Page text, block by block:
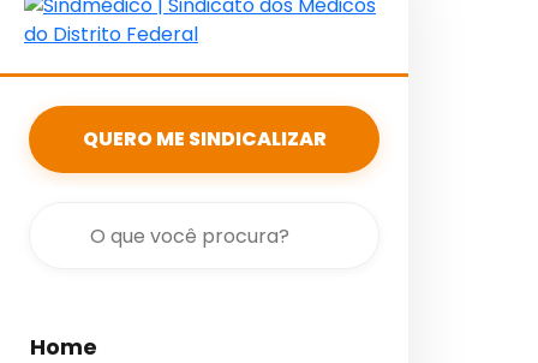
QUERO ME SINDICALIZAR
Home